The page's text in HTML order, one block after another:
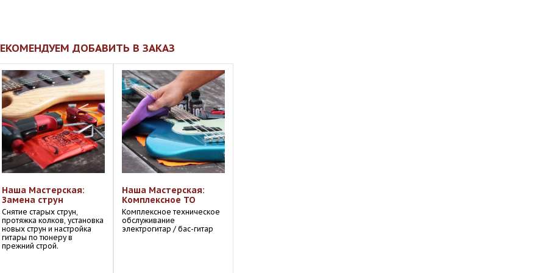
ДОБАВИТЬ В ЗАКАЗ
Наша Мастерская:
Замена струн
Снятие старых струн,
протяжка колков, установка
новых струн и настройка
гитары по тюнеру в
прежний строй.
Наша Мастерская:
Комплексное ТО
Комплексное техническое
обслуживание
электрогитар / бас-гитар